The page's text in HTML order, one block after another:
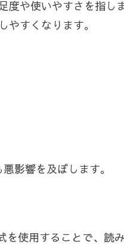
度や使いやすさを指し
すくなります。
影響を及ぼします。
使用することで、読